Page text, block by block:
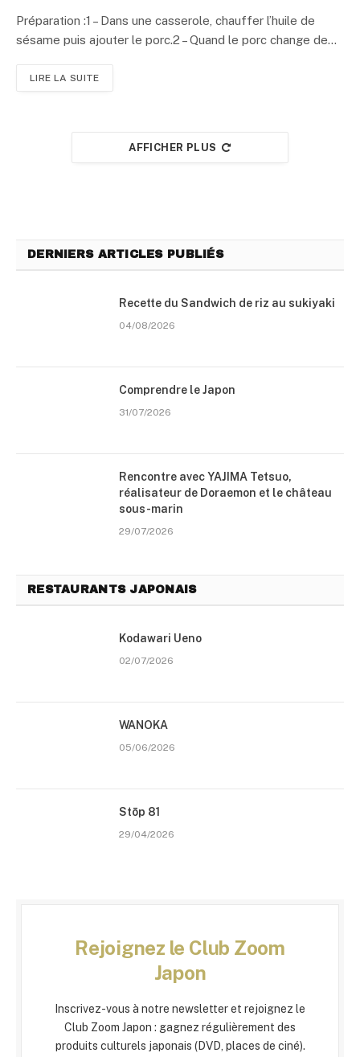
Préparation :1 – Dans une casserole, chauffer l’huile de
sésame puis ajouter le porc.2 – Quand le porc change de…
LIRE LA SUITE
AFFICHER PLUS
DERNIERS ARTICLES PUBLIÉS
Recette du Sandwich de riz au sukiyaki
04/08/2026
Comprendre le Japon
31/07/2026
Rencontre avec YAJIMA Tetsuo,
réalisateur de Doraemon et le château
sous-marin
29/07/2026
RESTAURANTS JAPONAIS
Kodawari Ueno
02/07/2026
WANOKA
05/06/2026
Stōp 81
29/04/2026
Rejoignez le Club Zoom
Japon
Inscrivez-vous à notre newsletter et rejoignez le
Club Zoom Japon : gagnez régulièrement des
produits culturels japonais (DVD, places de ciné).